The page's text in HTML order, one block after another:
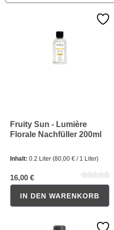
Fruity Sun - Lumière
Florale Nachfüller 200ml
Inhalt: 0.2 Liter (80,00 € / 1 Liter)
16,00 €
IN DEN WARENKORB